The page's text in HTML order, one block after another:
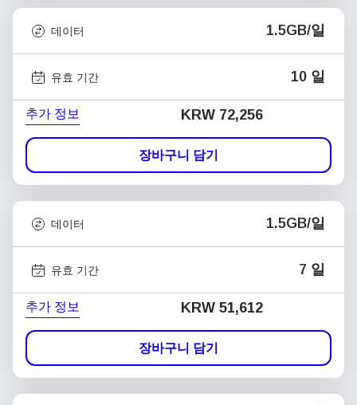
데이터 1.5GB/일
유효 기간 10 일
추가 정보 KRW 72,256
장바구니 담기
데이터 1.5GB/일
유효 기간 7 일
추가 정보 KRW 51,612
장바구니 담기